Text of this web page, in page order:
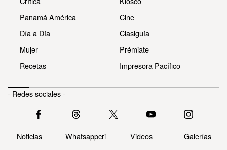
Panamá América
Día a Día
Mujer
Recetas
Cine
Clasiguía
Prémiate
Impresora Pacífico
- Redes sociales -
Noticias Whatsappcri Videos Galerías